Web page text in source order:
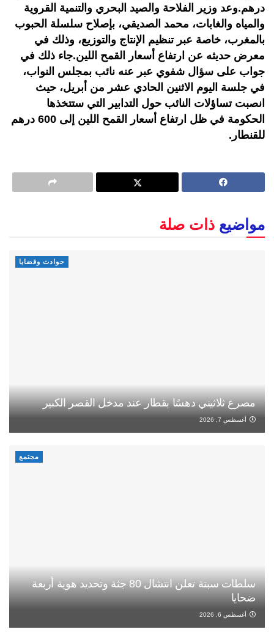
درهم.وعد وزير الفلاحة والصيد البحري والتنمية القروية
والمياه والغابات، محمد الصديقي، بإصلاح سلسلة الحبوب
بالمغرب، خاصة عبر تنظيم الإنتاج والتوزيع، وذلك في
معرض حديثه عن ارتفاع أسعار القمح اللين.جاء ذلك في
جواب على سؤال شفوي عبر عنه نائب بمجلس النواب،
في جلسة اليوم الاثنين الحادي عشر من أبريل، حيث
انصبت تساؤلات النائب حول التدابير التي ستتخذها
الحكومة في ظل ارتفاع أسعار القمح اللين إلى 600 درهم
للقنطار.
مواضيع ذات صلة
حوادث وقضايا
مصرع ثلاثيني دهسًا بقطار عند مدخل القصر الكبير
أغسطس 7, 2026
مجتمع
سلطات سبتة تعلن انتشال 80 جثة وتحديد هوية أربعة
ضحايا
أغسطس 6, 2026